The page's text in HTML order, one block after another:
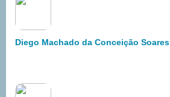
Diego Machado da Conceição Soares